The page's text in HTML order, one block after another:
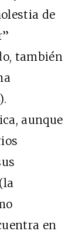
de
también
aunque
en